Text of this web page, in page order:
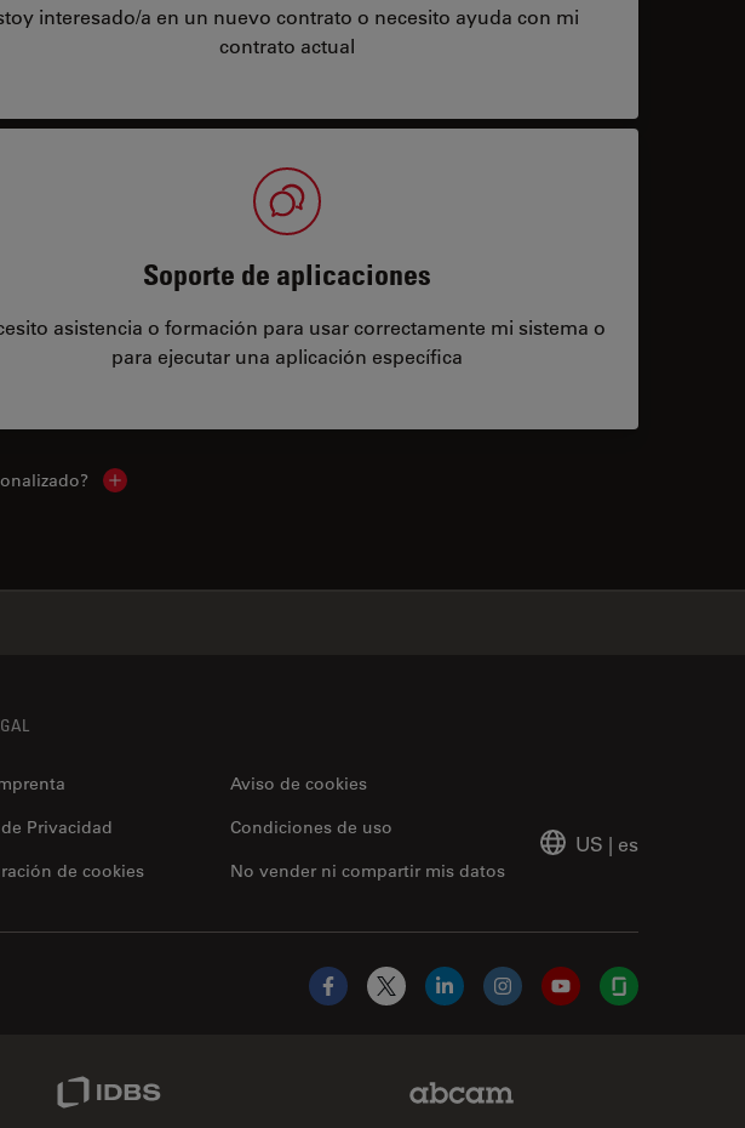
interesado/a en un nuevo contrato o necesito ayuda con mi
contrato actual
Soporte de aplicaciones
asistencia o formación para usar correctamente mi sistema o
para ejecutar una aplicación específica
Show local contacts
Aviso de cookies
Privacidad
No vender ni compartir mis datos
Condiciones de uso
de cookies
US | es
Facebook
X LinkedInInstagramYouTubeGlassdoor